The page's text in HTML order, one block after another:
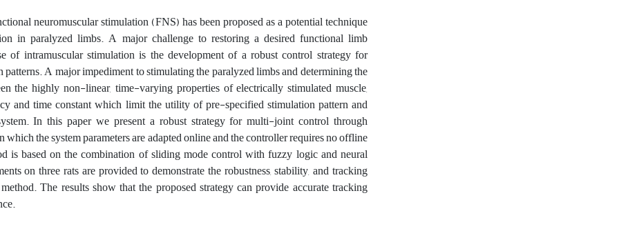
neuromuscular stimulation (FNS) has been proposed as a potential technique
in paralyzed limbs. A major challenge to restoring a desired functional limb
of intramuscular stimulation is the development of a robust control strategy for
A major impediment to stimulating the paralyzed limbs and determining the
the highly non-linear, time-varying properties of electrically stimulated muscle,
and time constant which limit the utility of pre-specified stimulation pattern and
In this paper we present a robust strategy for multi-joint control through
the system parameters are adapted online and the controller requires no offline
is based on the combination of sliding mode control with fuzzy logic and neural
on three rats are provided to demonstrate the robustness, stability, and tracking
The results show that the proposed strategy can provide accurate tracking